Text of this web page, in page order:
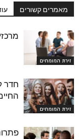
מאמרים קשורים
זירת המומחים
זירת המומחים
חדר